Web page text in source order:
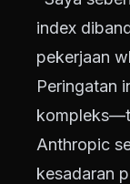
index
pekerjaan
Peringatan
Anthropic
kesadaran